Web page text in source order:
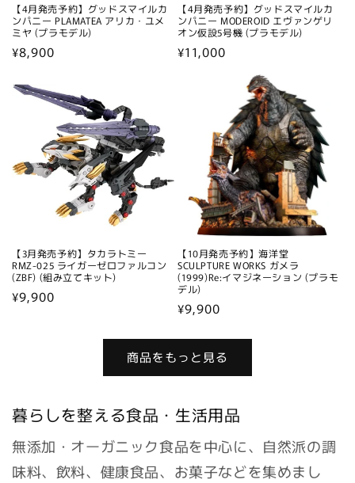
【4月発売予約】グッドスマイルカ
ンパニー PLAMATEA アリカ・ユメ
ミヤ (プラモデル)
通
価
¥8,900
【4月発売予約】グッドスマイルカ
ンパニー MODEROID エヴァンゲリ
オン仮設5号機 (プラモデル)
通
¥11,000
【3月発売予約】タカラトミー
RMZ-025 ライガーゼロファルコン
(ZBF) (組み立てキット)
通
¥9,900
【10月発売予約】海洋堂
SCULPTURE WORKS ガメラ
(1999)Re:イマジネーション (プラモ
デル)
通
格
¥9,900
商品をもっと見る
暮らしを整える食品・生活用品
無添加・オーガニック食品を中心に、自然派の調
味料、飲料、健康食品、お菓子などを集めまし